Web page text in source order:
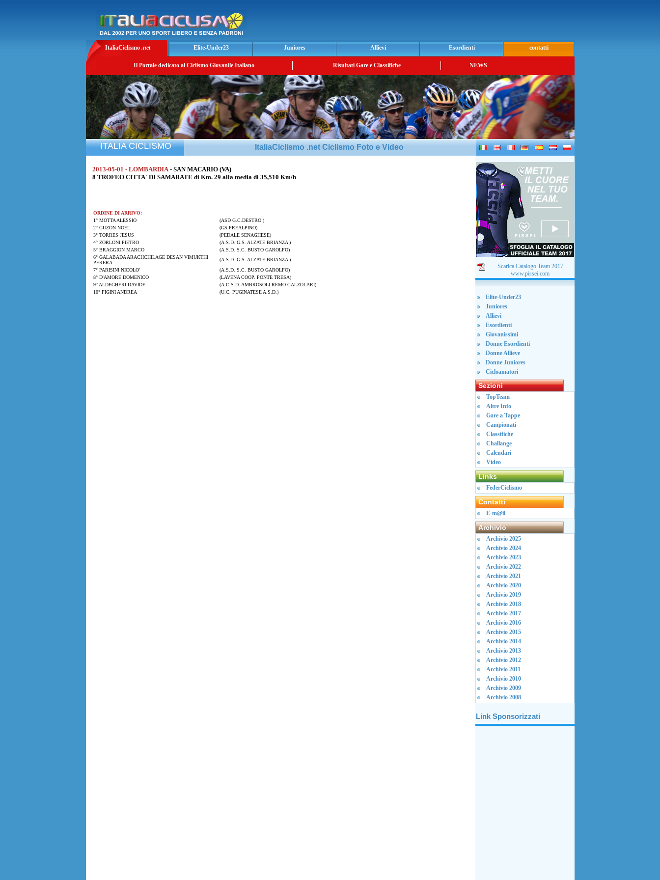
ItaliaCiclismo .net Elite-Under23 Juniores Allievi Esordienti contatti
Il Portale dedicato al Ciclismo Giovanile Italiano Risultati Gare e Classifiche NEWS
ITALIA CICLISMO ItaliaCiclismo .net Ciclismo Foto e Video
2013-05-01 - LOMBARDIA - SAN MACARIO (VA)
8 TROFEO CITTA' DI SAMARATE di Km. 29 alla media di 35,510 Km/h
ORDINE DI ARRIVO:
1° MOTTA ALESSIO
(ASD G.C.DESTRO )
2° GUZON NOEL
(GS PREALPINO)
3° TORRES JESUS
(PEDALE SENAGHESE)
4° ZORLONI PIETRO
(A.S.D. G.S. ALZATE BRIANZA )
5° BRAGGION MARCO
(A.S.D. S.C. BUSTO GAROLFO)
6° GALABADA ARACHCHILAGE DESAN VIMUKTHI
PERERA
(A.S.D. G.S. ALZATE BRIANZA )
7° PARISINI NICOLO'
(A.S.D. S.C. BUSTO GAROLFO)
8° D'AMORE DOMENICO
(LAVENA COOP. PONTE TRESA)
9° ALDEGHERI DAVIDE
(A.C.S.D. AMBROSOLI REMO CALZOLARI)
10° FIGINI ANDREA
(U.C. PUGINATESE A.S.D.)
Scarica Catalogo Team 2017
www.pissei.com
Elite-Under23
Juniores
Allievi
Esordienti
Giovanissimi
Donne Esordienti
Donne Allieve
Donne Juniores
Cicloamatori
Sezioni
TopTeam
Altre Info
Gare a Tappe
Campionati
Classifiche
Challange
Calendari
Video
Links
FederCiclismo
Contatti
E-m@il
Archivio
Archivio 2025
Archivio 2024
Archivio 2023
Archivio 2022
Archivio 2021
Archivio 2020
Archivio 2019
Archivio 2018
Archivio 2017
Archivio 2016
Archivio 2015
Archivio 2014
Archivio 2013
Archivio 2012
Archivio 2011
Archivio 2010
Archivio 2009
Archivio 2008
Link Sponsorizzati